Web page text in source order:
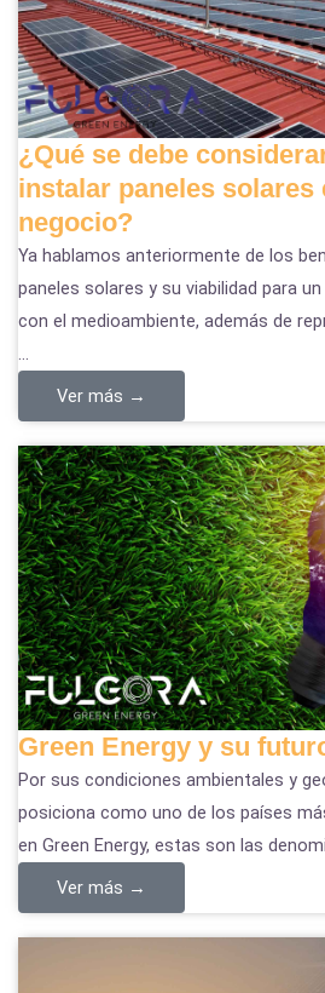
¿Qué se debe
instalar paneles solares
negocio?
Ya hablamos anteriormente de los
paneles solares y su viabilidad para
con el medioambiente, además de
Ver más →
Green Energy y su
Por sus condiciones ambientales y
posiciona como uno de los países
en Green Energy, estas son las
Ver más →